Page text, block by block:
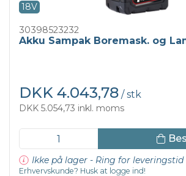
18V
30398523232
Akku Sampak Boremask. og
DKK 4.043,78 / stk
DKK 5.054,73 inkl. moms
Ikke på lager - Ring for leveringstid
Erhvervskunde? Husk at logge ind!